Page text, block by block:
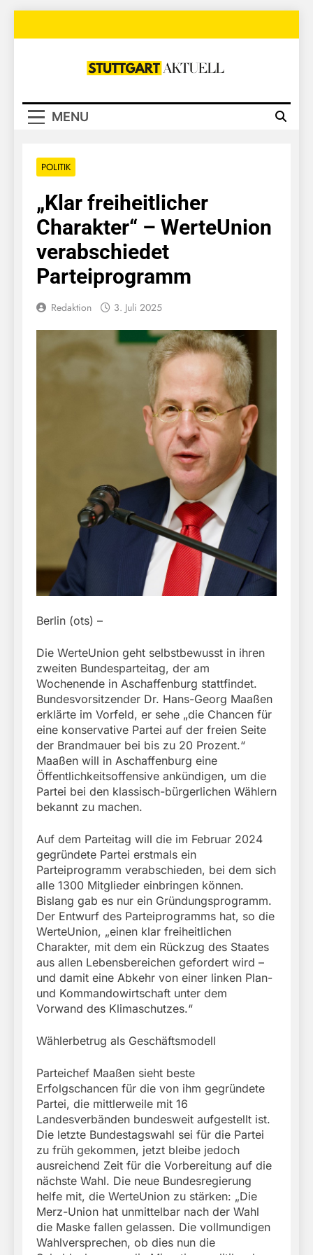
Stuttgart
MENU
POLITIK
„Klar freiheitlicher
Charakter“ – WerteUnion
verabschiedet
Parteiprogramm
Redaktion 3. Juli 2025
Berlin (ots) –
Die WerteUnion geht selbstbewusst in ihren
zweiten Bundesparteitag, der am
Wochenende in Aschaffenburg stattfindet.
Bundesvorsitzender Dr. Hans-Georg Maaßen
erklärte im Vorfeld, er sehe „die Chancen für
eine konservative Partei auf der freien Seite
der Brandmauer bei bis zu 20 Prozent.“
Maaßen will in Aschaffenburg eine
Öffentlichkeitsoffensive ankündigen, um die
Partei bei den klassisch-bürgerlichen Wählern
bekannt zu machen.
Auf dem Parteitag will die im Februar 2024
gegründete Partei erstmals ein
Parteiprogramm verabschieden, bei dem sich
alle 1300 Mitglieder einbringen können.
Bislang gab es nur ein Gründungsprogramm.
Der Entwurf des Parteiprogramms hat, so die
WerteUnion, „einen klar freiheitlichen
Charakter, mit dem ein Rückzug des Staates
aus allen Lebensbereichen gefordert wird –
und damit eine Abkehr von einer linken Plan-
und Kommandowirtschaft unter dem
Vorwand des Klimaschutzes.“
Wählerbetrug als Geschäftsmodell
Parteichef Maaßen sieht beste
Erfolgschancen für die von ihm gegründete
Partei, die mittlerweile mit 16
Landesverbänden bundesweit aufgestellt ist.
Die letzte Bundestagswahl sei für die Partei
zu früh gekommen, jetzt bleibe jedoch
ausreichend Zeit für die Vorbereitung auf die
nächste Wahl. Die neue Bundesregierung
helfe mit, die WerteUnion zu stärken: „Die
Merz-Union hat unmittelbar nach der Wahl
die Maske fallen gelassen. Die vollmundigen
Wahlversprechen, ob dies nun die